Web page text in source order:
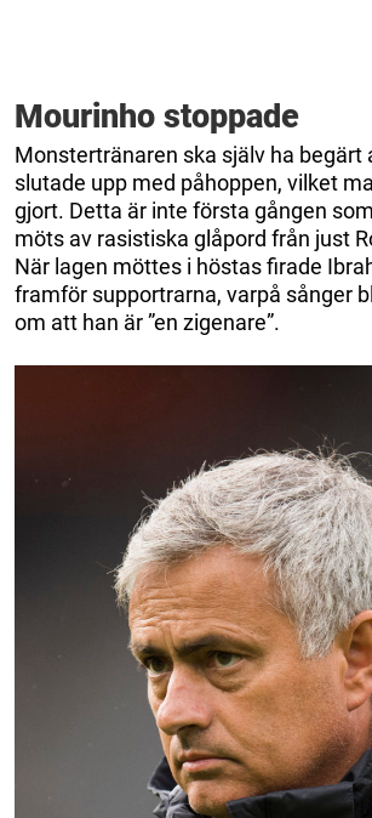
Mourinho stoppade
Monstertränaren ska själv ha begärt
slutade upp med påhoppen, vilket
gjort. Detta är inte första gången
möts av rasistiska glåpord från just
När lagen möttes i höstas firade
framför supportrarna, varpå sånger
om att han är ”en zigenare”.